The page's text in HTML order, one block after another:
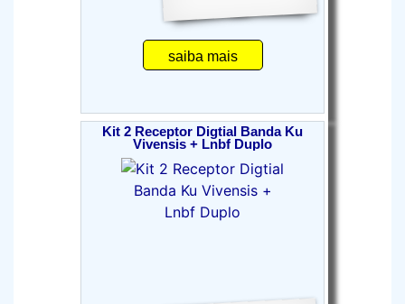
saiba mais
Kit 2 Receptor Digtial Banda Ku
Vivensis + Lnbf Duplo